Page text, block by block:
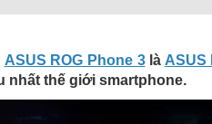
ASUS ROG Phone 3là ASUS
nhất thế giới smartphone.